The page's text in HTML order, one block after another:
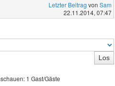
Letzter Beitrag von Sam
22.11.2014, 07:47
1 Gast/Gäste